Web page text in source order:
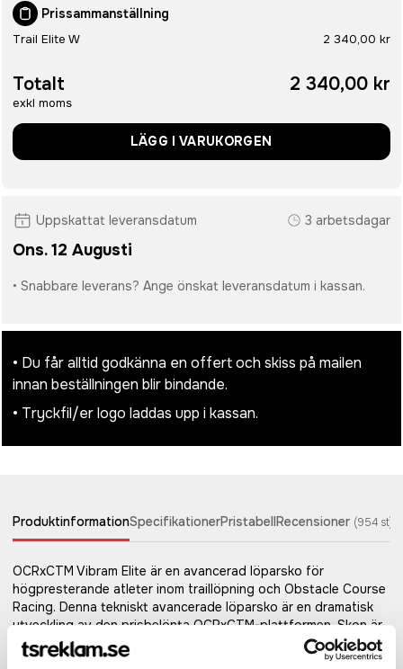
Prissammanställning
Trail Elite W 2 340,00 kr
Totalt
exkl moms
2 340,00 kr
LÄGG I VARUKORGEN
Uppskattat leveransdatum 3 arbetsdagar
Ons. 12 Augusti
• Snabbare leverans? Ange önskat leveransdatum i kassan.
• Du får alltid godkänna en offert och skiss på mailen
innan beställningen blir bindande.
• Tryckfil/er logo laddas upp i kassan.
ProduktinformationSpecifikationerPristabellRecensioner (954 st)
OCRxCTM Vibram Elite är en avancerad löparsko för
högpresterande atleter inom traillöpning och Obstacle Course
Racing. Denna tekniskt avancerade löparsko är en dramatisk
utveckling av den prisbelönta OCRxCTM-plattformen. Skon är
designad för löpning i högt tempo samtidigt som den ger den
stabilitet och funktion som krävs för att forcera tuff